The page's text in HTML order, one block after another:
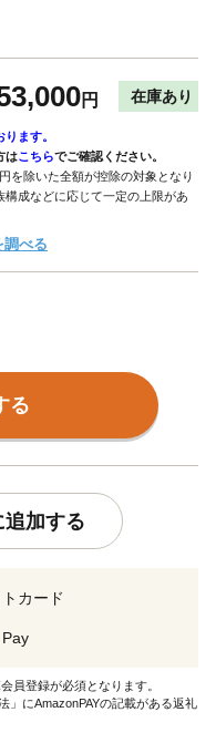
円 在庫あり
ます。
はこちらでご確認ください。
を除いた全額が控除の対象となり
成などに応じて一定の上限があ
調べる
る
追加する
カード
員登録が必須となります。
」にAmazonPAYの記載がある返礼